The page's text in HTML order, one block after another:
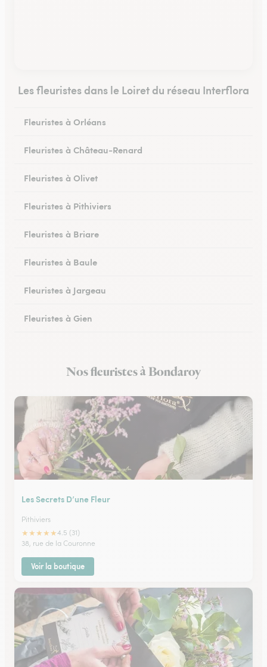
Les fleuristes dans le Loiret du réseau Interflora
Fleuristes à Orléans
Fleuristes à Château-Renard
Fleuristes à Olivet
Fleuristes à Pithiviers
Fleuristes à Briare
Fleuristes à Baule
Fleuristes à Jargeau
Fleuristes à Gien
Fleuristes à Courtenay
Nos fleuristes à Bondaroy
Les Secrets D’une Fleur
Pithiviers
★★★★★4.5 (31)
38, rue de la Couronne
Voir la boutique